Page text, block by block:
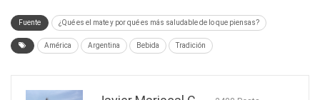
Fuente ¿Qué es el mate y por qué es más saludable de lo que piensas?
América Argentina Bebida Tradición